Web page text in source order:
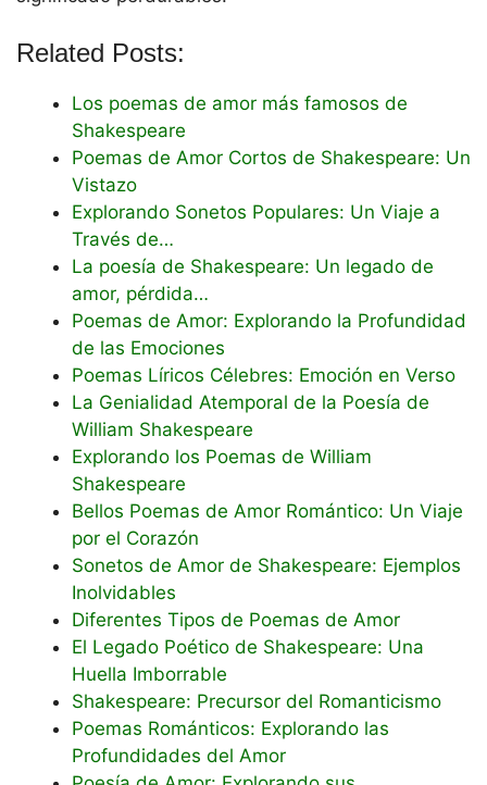
Related Posts:
Los poemas de amor más famosos de
Shakespeare
Poemas de Amor Cortos de Shakespeare: Un
Vistazo
Explorando Sonetos Populares: Un Viaje a
Través de…
La poesía de Shakespeare: Un legado de
amor, pérdida…
Poemas de Amor: Explorando la Profundidad
de las Emociones
Poemas Líricos Célebres: Emoción en Verso
La Genialidad Atemporal de la Poesía de
William Shakespeare
Explorando los Poemas de William
Shakespeare
Bellos Poemas de Amor Romántico: Un Viaje
por el Corazón
Sonetos de Amor de Shakespeare: Ejemplos
Inolvidables
Diferentes Tipos de Poemas de Amor
El Legado Poético de Shakespeare: Una
Huella Imborrable
Shakespeare: Precursor del Romanticismo
Poemas Románticos: Explorando las
Profundidades del Amor